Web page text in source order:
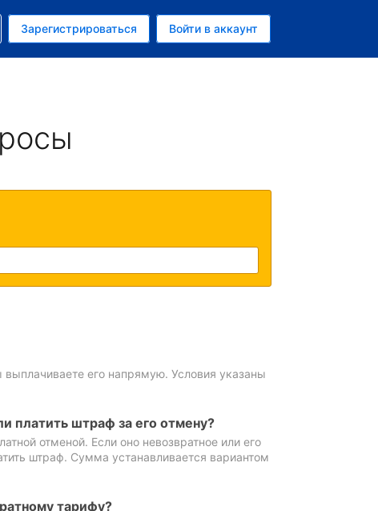
рубль
Зарегистрироваться Войти в аккаунт
его напрямую. Условия указаны
платить штраф за его отмену?
отменой. Если оно невозвратное или его
штраф. Сумма устанавливается вариантом
тарифу?